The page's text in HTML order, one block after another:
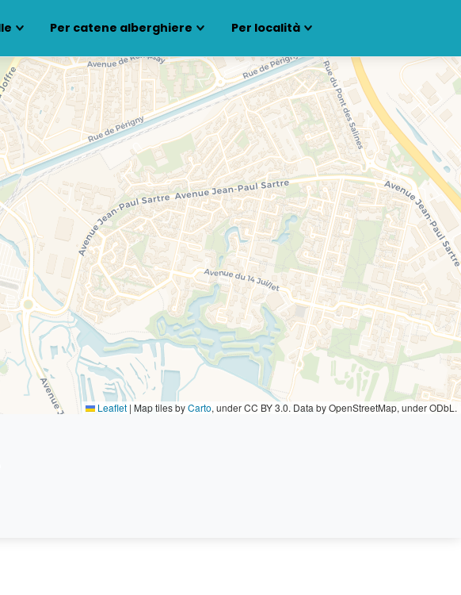
Per catene alberghiere Per località
Leaflet | Map tiles byCarto, under CC BY 3.0. Data by OpenStreetMap, under ODbL.